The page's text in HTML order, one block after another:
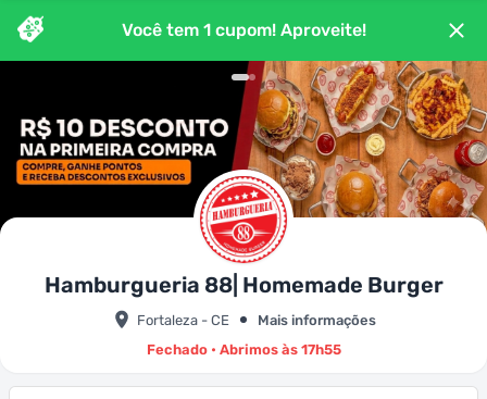
Você tem 1 cupom! Aproveite!
Hamburgueria 88| Homemade Burger
Fortaleza - CE
Mais informações
Fechado • Abrimos às 17h55